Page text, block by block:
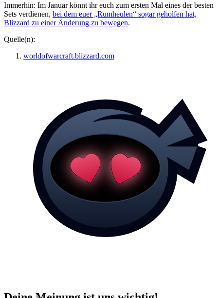
Immerhin: Im Januar könnt ihr euch zum ersten Mal eines der besten
Sets verdienen, bei dem euer „Rumheulen“ sogar geholfen hat,
Blizzard zu einer Änderung zu bewegen.
Quelle(n):
worldofwarcraft.blizzard.com